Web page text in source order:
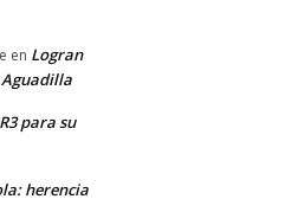
en Logran
para su
herencia